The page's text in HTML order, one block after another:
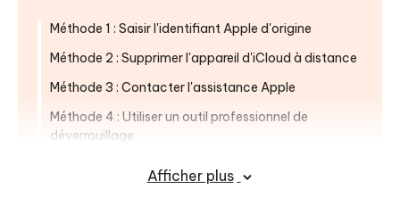
Méthode 1 : Saisir l'identifiant Apple d'origine
Méthode 2 : Supprimer l'appareil d'iCloud à distance
Méthode 3 : Contacter l'assistance Apple
Méthode 4 : Utiliser un outil professionnel de
déverrouillage
Partie 4 : Meilleur outil de
Afficher plus